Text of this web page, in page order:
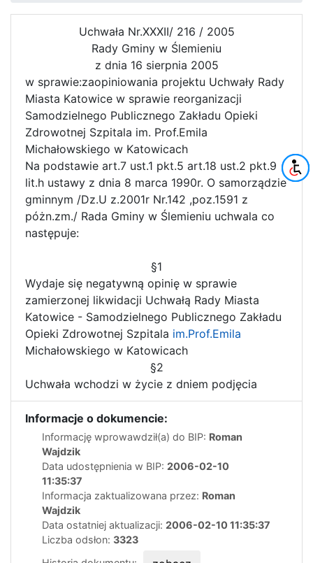
Uchwała Nr.XXXII/ 216 / 2005
Rady Gminy w Ślemieniu
z dnia 16 sierpnia 2005
w sprawie:zaopiniowania projektu Uchwały Rady
Miasta Katowice w sprawie reorganizacji
Samodzielnego Publicznego Zakładu Opieki
Zdrowotnej Szpitala im. Prof.Emila
Michałowskiego w Katowicach
Na podstawie art.7 ust.1 pkt.5 art.18 ust.2 pkt.9
lit.h ustawy z dnia 8 marca 1990r. O samorządzie
gminnym /Dz.U z.2001r Nr.142 ,poz.1591 z
póżn.zm./ Rada Gminy w Ślemieniu uchwala co
następuje:
§1
Wydaje się negatywną opinię w sprawie
zamierzonej likwidacji Uchwałą Rady Miasta
Katowice - Samodzielnego Publicznego Zakładu
Opieki Zdrowotnej Szpitala im.Prof.Emila
Michałowskiego w Katowicach
§2
Uchwała wchodzi w życie z dniem podjęcia
Informacje o dokumencie:
Informację wprowawdził(a) do BIP: Roman
Wajdzik
Data udostępnienia w BIP: 2006-02-10
11:35:37
Informacja zaktualizowana przez: Roman
Wajdzik
Data ostatniej aktualizacji: 2006-02-10 11:35:37
Liczba odsłon: 3323